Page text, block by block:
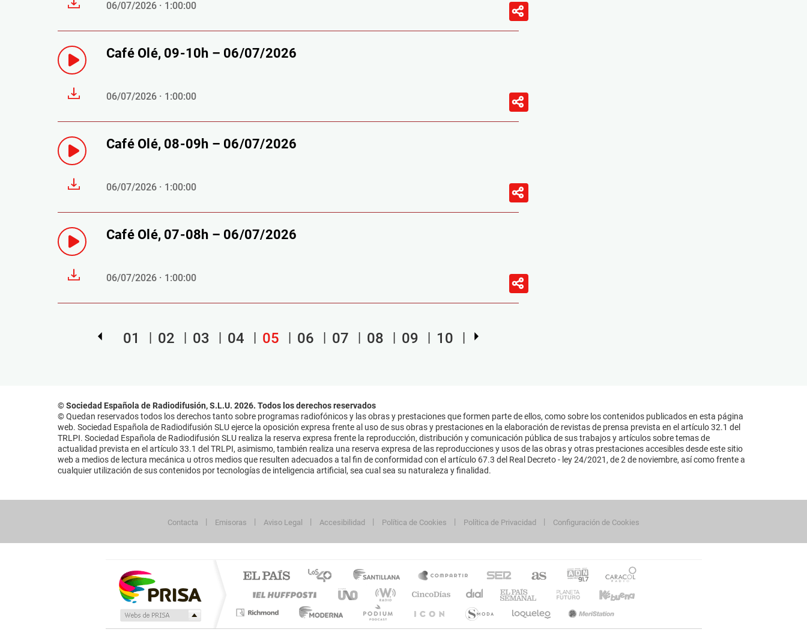
06/07/2026 · 1:00:00
Café Olé, 09-10h – 06/07/2026
06/07/2026 · 1:00:00
Café Olé, 08-09h – 06/07/2026
06/07/2026 · 1:00:00
Café Olé, 07-08h – 06/07/2026
06/07/2026 · 1:00:00
01 02 03 04 05 06 07 08 09 10
© Sociedad Española de Radiodifusión, S.L.U. 2026. Todos los derechos reservados
© Quedan reservados todos los derechos tanto sobre programas radiofónicos y las obras y prestaciones que formen parte de ellos, como sobre los contenidos publicados en esta página
web. Sociedad Española de Radiodifusión SLU ejerce la oposición expresa frente al uso de sus obras y prestaciones en la elaboración de revistas de prensa prevista en el artículo 32.1 del
TRLPI. Sociedad Española de Radiodifusión SLU realiza la reserva expresa frente la reproducción, distribución y comunicación pública de sus trabajos y artículos sobre temas de
actualidad prevista en el artículo 33.1 del TRLPI, asimismo, también realiza una reserva expresa de las reproducciones y usos de las obras y otras prestaciones accesibles desde este sitio
web a medios de lectura mecánica u otros medios que resulten adecuados a tal fin de conformidad con el artículo 67.3 del Real Decreto - ley 24/2021, de 2 de noviembre, así como frente a
cualquier utilización de sus contenidos por tecnologías de inteligencia artificial, sea cual sea su naturaleza y finalidad.
Contacta Emisoras Aviso Legal Accesibilidad Política de Cookies Política de Privacidad Configuración de Cookies